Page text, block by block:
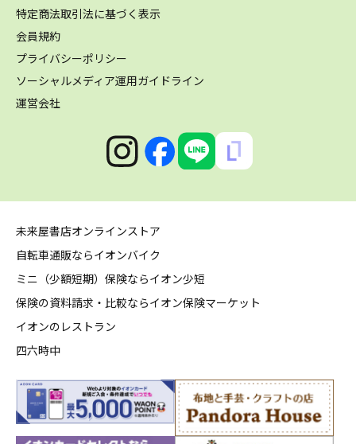
特定商法取引法に基づく表示
会員規約
プライバシーポリシー
ソーシャルメディア運用ガイドライン
運営会社
未来屋書店オンラインストア
自転車通販ならイオンバイク
ミニ（少額短期）保険ならイオン少短
保険の資料請求・比較ならイオン保険マーケット
イオンのレストラン
四六時中